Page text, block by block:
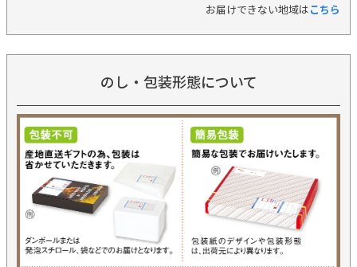
お届けできない地域はこちら
のし・包装形態について